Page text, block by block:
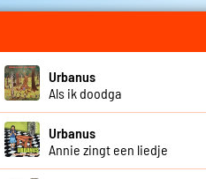
Urbanus
Als ik doodga
Urbanus
Annie zingt een liedje